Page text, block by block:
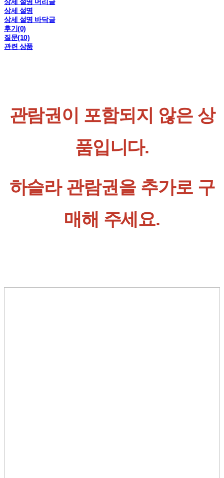
상세 설명 머리글
상세 설명
상세 설명 바닥글
후기(0)
질문(10)
관련 상품
관람권이 포함되지 않은 상
품입니다.
하슬라 관람권을 추가로 구
매해 주세요.